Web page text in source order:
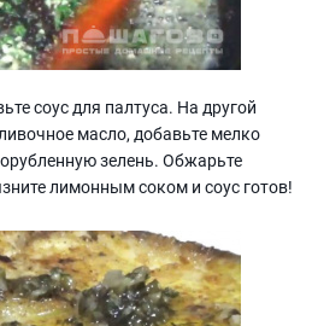
соус для палтуса. На другой
масло, добавьте мелко
зелень. Обжарьте
лимонным соком и соус готов!